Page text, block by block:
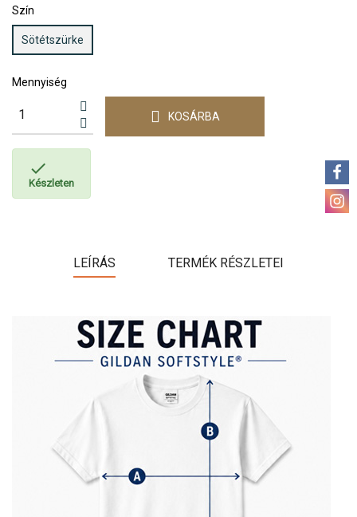
Szín
Sötétszürke
Mennyiség
KOSÁRBA

Készleten
LEÍRÁS TERMÉK RÉSZLETEI